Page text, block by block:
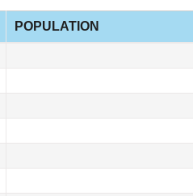
POPULATION